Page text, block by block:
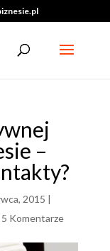
–
2015 |
5 Komentarze